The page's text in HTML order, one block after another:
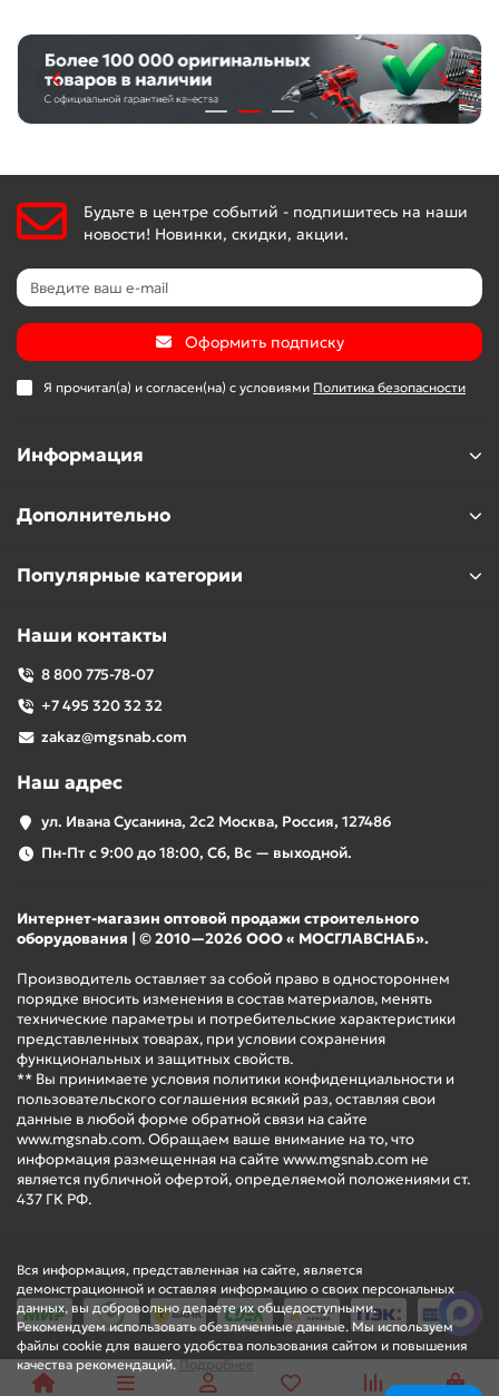
Вся информация, представленная на сайте, является
демонстрационной и оставляя информацию о своих персональных
данных, вы добровольно делаете их общедоступными.
Рекомендуем использовать обезличенные данные. Мы используем
файлы cookie для вашего удобства пользования сайтом и повышения
качества рекомендаций.Подробнее
Будьте в центре событий - подпишитесь на наши
новости! Новинки, скидки, акции.
Оформить подписку
Я прочитал(а) и согласен(на) с условиями Политика безопасности
Информация
Дополнительно
Популярные категории
Наши контакты
8 800 775-78-07
+7 495 320 32 32
zakaz@mgsnab.com
Наш адрес
ул. Ивана Сусанина, 2с2 Москва, Россия, 127486
Пн-Пт с 9:00 до 18:00, Сб, Вс — выходной.
Интернет-магазин оптовой продажи строительного
оборудования | © 2010—2026 ООО « МОСГЛАВСНАБ».
Производитель оставляет за собой право в одностороннем
порядке вносить изменения в состав материалов, менять
технические параметры и потребительские характеристики
представленных товарах, при условии сохранения
функциональных и защитных свойств.
** Вы принимаете условия политики конфиденциальности и
пользовательского соглашения всякий раз, оставляя свои
данные в любой форме обратной связи на сайте
www.mgsnab.com. Обращаем ваше внимание на то, что
информация размещенная на сайте www.mgsnab.com не
является публичной офертой, определяемой положениями ст.
437 ГК РФ.